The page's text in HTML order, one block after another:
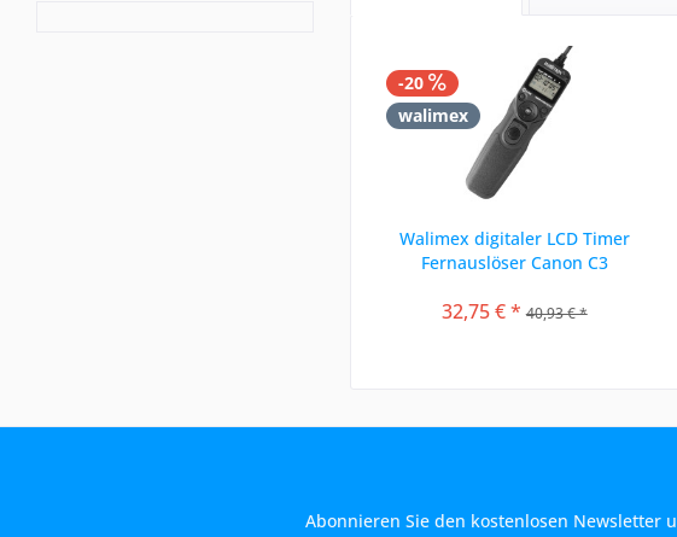
-20
walimex
Walimex digitaler LCD Timer
Fernauslöser Canon C3
32,75 € * 40,93 € *
Abonnieren Sie den kostenlosen Newsletter